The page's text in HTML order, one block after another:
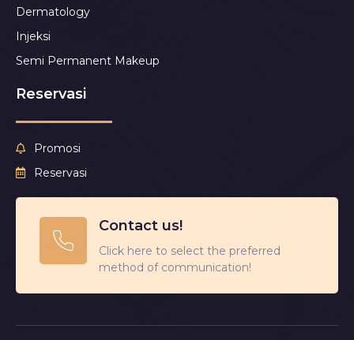
Dermatology
Injeksi
Semi Permanent Makeup
Reservasi
Promosi
Reservasi
Contact us!
Click here to select the preferred
method of communication!